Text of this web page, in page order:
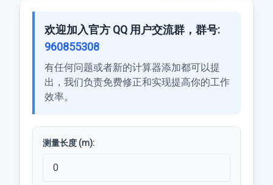
欢迎加入官方 QQ 用户交流群，群号:
960855308
有任何问题或者新的计算器添加都可以提
出，我们负责免费修正和实现提高你的工作
效率。
测量长度 (m):